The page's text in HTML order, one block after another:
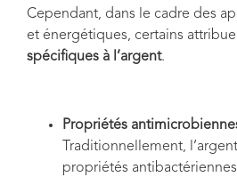
Cependant, dans le cadre des
et énergétiques, certains
spécifiques à l’argent.
Propriétés
Traditionnellement,
propriétés